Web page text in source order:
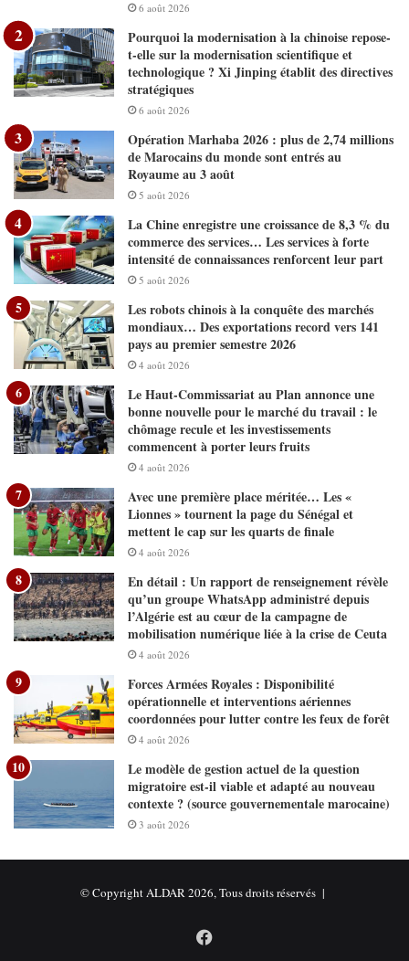
6 août 2026
Pourquoi la modernisation à la chinoise repose-
t-elle sur la modernisation scientifique et
technologique ? Xi Jinping établit des directives
stratégiques
6 août 2026
Opération Marhaba 2026 : plus de 2,74 millions
de Marocains du monde sont entrés au
Royaume au 3 août
5 août 2026
La Chine enregistre une croissance de 8,3 % du
commerce des services… Les services à forte
intensité de connaissances renforcent leur part
5 août 2026
Les robots chinois à la conquête des marchés
mondiaux… Des exportations record vers 141
pays au premier semestre 2026
4 août 2026
Le Haut-Commissariat au Plan annonce une
bonne nouvelle pour le marché du travail : le
chômage recule et les investissements
commencent à porter leurs fruits
4 août 2026
Avec une première place méritée… Les «
Lionnes » tournent la page du Sénégal et
mettent le cap sur les quarts de finale
4 août 2026
En détail : Un rapport de renseignement révèle
qu’un groupe WhatsApp administré depuis
l’Algérie est au cœur de la campagne de
mobilisation numérique liée à la crise de Ceuta
4 août 2026
Forces Armées Royales : Disponibilité
opérationnelle et interventions aériennes
coordonnées pour lutter contre les feux de forêt
4 août 2026
Le modèle de gestion actuel de la question
migratoire est-il viable et adapté au nouveau
contexte ? (source gouvernementale marocaine)
3 août 2026
© Copyright ALDAR 2026, Tous droits réservés |